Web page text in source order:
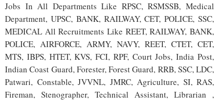
Jobs In All Departments Like RPSC, RSMSSB, Medical
Department, UPSC, BANK, RAILWAY, CET, POLICE, SSC,
MEDICAL All Recruitments Like REET, RAILWAY, BANK,
POLICE, AIRFORCE, ARMY, NAVY, REET, CTET, CET,
MTS, IBPS, HTET, KVS, FCI, RPF, Court Jobs, India Post,
Indian Coast Guard, Forester, Forest Guard, RRB, SSC, LDC,
Patwari, Constable, JVVNL, JMRC, Agriculture, SI, RAS,
Fireman, Stenographer, Technical Assistant, Librarian ,